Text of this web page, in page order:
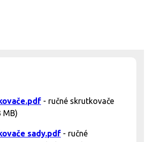
- ručné skrutkovače
MB)
sady.pdf - ručné